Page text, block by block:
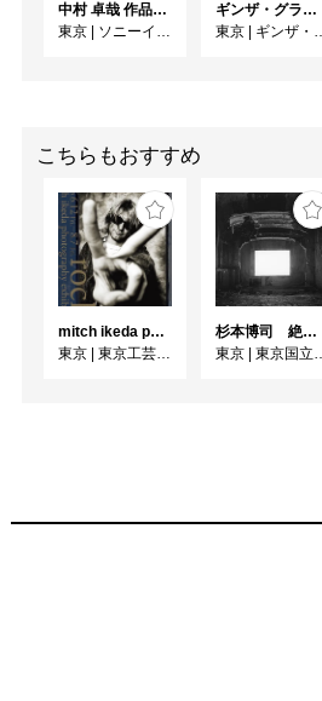
中村 卓哉 作品展 鬼界
東京
ソニーイメージングギャラリー
ギンザ・グラフィック・ギャラリー第415回企画展 ダフィ・クーネ：ポスターを構築する ―形をつくる、版をつくる、表現をつくる―
東京
ギンザ・グラフィック・ギャラリー
こちらもおすすめ
mitch ikeda photography exhibition「rocks」
東京
東京工芸大学 写大ギャラリー
杉本博司 絶滅写真
東京
東京国立近代美術館